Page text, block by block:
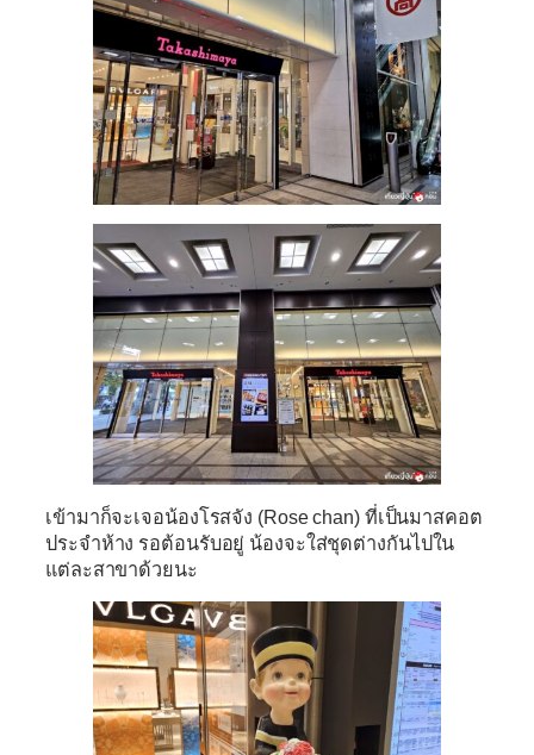
เข้ามาก็จะเจอน้องโรสจัง (Rose chan) ที่เป็นมาสคอต
ประจำห้าง รอต้อนรับอยู่ น้องจะใส่ชุดต่างกันไปใน
แต่ละสาขาด้วยนะ